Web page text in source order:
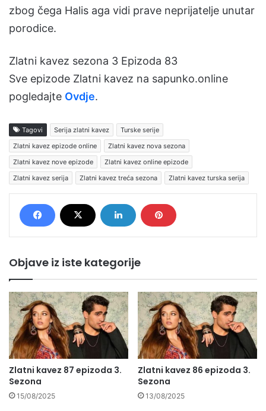
zbog čega Halis aga vidi prave neprijatelje unutar
porodice.
Zlatni kavez sezona 3 Epizoda 83
Sve epizode Zlatni kavez na sapunko.online
pogledajte Ovdje.
Tagovi Serija zlatni kavez
Turske serije
Zlatni kavez epizode online
Zlatni kavez nova sezona
Zlatni kavez nove epizode
Zlatni kavez online epizode
Zlatni kavez serija
Zlatni kavez treća sezona Zlatni kavez turska serija
Objave iz iste kategorije
Zlatni kavez 87 epizoda 3.
Sezona
15/08/2025
Zlatni kavez 86 epizoda 3.
Sezona
13/08/2025